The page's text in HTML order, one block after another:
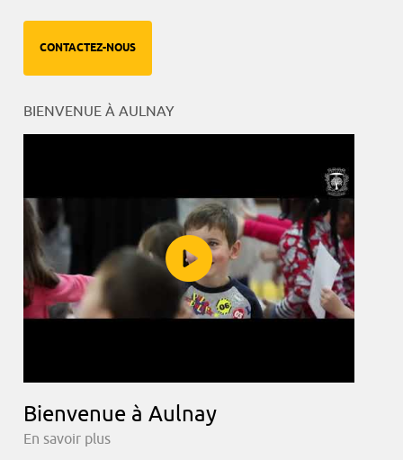
CONTACTEZ-NOUS
BIENVENUE À AULNAY
Bienvenue à Aulnay
En savoir plus